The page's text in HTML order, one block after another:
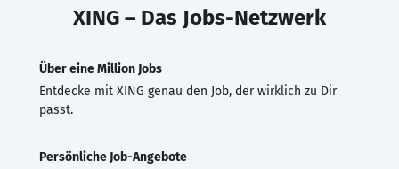
XING – Das Jobs-Netzwerk
Über eine Million Jobs
Entdecke mit XING genau den Job, der wirklich zu Dir
passt.
Persönliche Job-Angebote